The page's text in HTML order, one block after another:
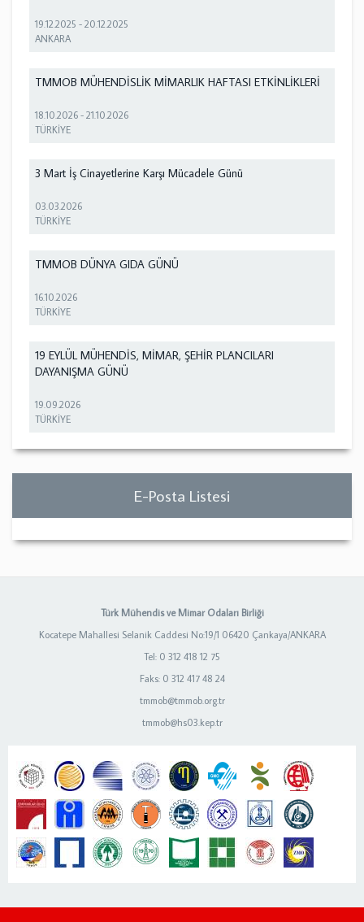
19.12.2025 -20.12.2025
ANKARA
TMMOB MÜHENDİSLİK MİMARLIK HAFTASI ETKİNLİKLERİ
18.10.2026 -21.10.2026
TÜRKİYE
3 Mart İş Cinayetlerine Karşı Mücadele Günü
03.03.2026
TÜRKİYE
TMMOB DÜNYA GIDA GÜNÜ
16.10.2026
TÜRKİYE
19 EYLÜL MÜHENDİS, MİMAR, ŞEHİR PLANCILARI
DAYANIŞMA GÜNÜ
19.09.2026
TÜRKİYE
E-Posta Listesi
Türk Mühendis ve Mimar Odaları Birliği
Kocatepe Mahallesi Selanik Caddesi No:19/1 06420 Çankaya/ANKARA
Tel: 0 312 418 12 75
Faks: 0 312 417 48 24
tmmob@tmmob.org.tr
tmmob@hs03.kep.tr